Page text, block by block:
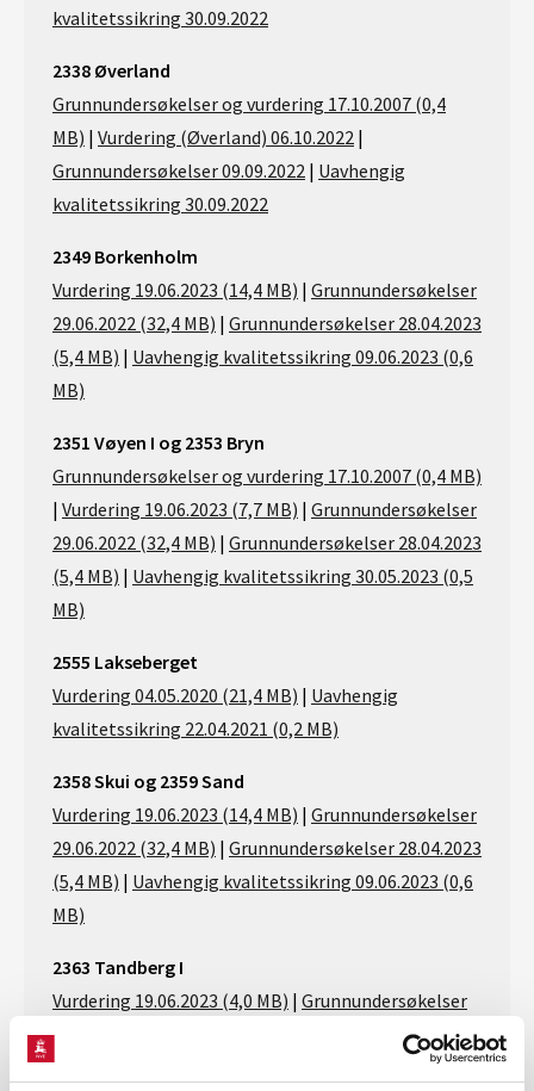
kvalitetssikring 30.09.2022
2338 Øverland
Grunnundersøkelser og vurdering 17.10.2007 (0,4
MB) | Vurdering (Øverland) 06.10.2022 |
Grunnundersøkelser 09.09.2022 | Uavhengig
kvalitetssikring 30.09.2022
2349 Borkenholm
Vurdering 19.06.2023 (14,4 MB) | Grunnundersøkelser
29.06.2022 (32,4 MB) | Grunnundersøkelser 28.04.2023
(5,4 MB) | Uavhengig kvalitetssikring 09.06.2023 (0,6
MB)
2351 Vøyen I og 2353 Bryn
Grunnundersøkelser og vurdering 17.10.2007 (0,4 MB)
| Vurdering 19.06.2023 (7,7 MB) | Grunnundersøkelser
29.06.2022 (32,4 MB) | Grunnundersøkelser 28.04.2023
(5,4 MB) | Uavhengig kvalitetssikring 30.05.2023 (0,5
MB)
2555 Lakseberget
Vurdering 04.05.2020 (21,4 MB) | Uavhengig
kvalitetssikring 22.04.2021 (0,2 MB)
2358 Skui og 2359 Sand
Vurdering 19.06.2023 (14,4 MB) | Grunnundersøkelser
29.06.2022 (32,4 MB) | Grunnundersøkelser 28.04.2023
(5,4 MB) | Uavhengig kvalitetssikring 09.06.2023 (0,6
MB)
2363 Tandberg I
Vurdering 19.06.2023 (4,0 MB) | Grunnundersøkelser
29.06.2022 (32,4 MB)
Grunnundersøkelser 28.04.2023
(5,4 MB)
Uavhengig kvalitetssikring 31.05.2023 (0,5